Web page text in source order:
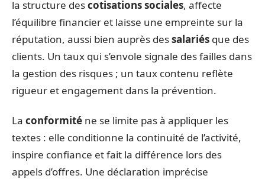
la structure descotisations sociales, affecte
l’équilibre financier et laisse une empreinte sur la
réputation, aussi bien auprès dessalariés que des
clients. Un taux qui s’envole signale des failles dans
la gestion des risques ; un taux contenu reflète
rigueur et engagement dans la prévention.
La conformité ne se limite pas à appliquer les
textes : elle conditionne la continuité de l’activité,
inspire confiance et fait la différence lors des
appels d’offres. Une déclaration imprécise